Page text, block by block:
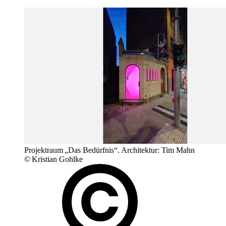
Projektraum „Das Bedürfnis“. Architektur: Tim Mahn
© Kristian Gohlke